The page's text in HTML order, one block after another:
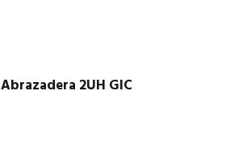
Abrazadera 2UH GIC